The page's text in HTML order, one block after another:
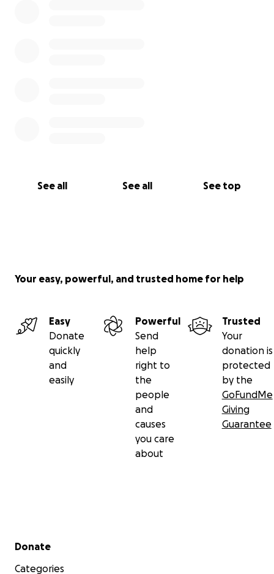
See all See all See top
Your easy, powerful, and trusted home for help
Easy
Donate
quickly
and
easily
Powerful
Send
help
right to
the
people
and
causes
you care
about
Trusted
Your
donation is
protected
by the
GoFundMe
Giving
Guarantee
Secondary menu
Donate
Categories